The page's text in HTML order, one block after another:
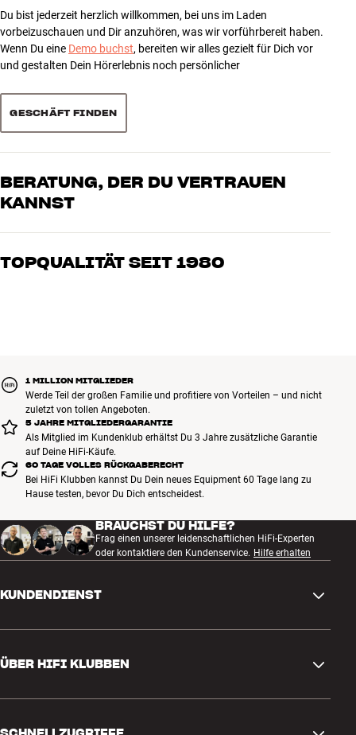
tiefe)
ALLGEMEINE MERKMALE
Farbe :
Leitermaterial :
Du bist jederzeit herzlich willkommen, bei uns im Laden
vorbeizuschauen und Dir anzuhören, was wir vorführbereit haben.
Wenn Du eine Demo buchst, bereiten wir alles gezielt für Dich vor
und gestalten Dein Hörerlebnis noch persönlicher
GESCHÄFT FINDEN
BERATUNG, DER DU VERTRAUEN
KANNST
Unsere Mitarbeiter sind echte Enthusiasten, die unsere Produkte
oder Heimkino. Erzähle uns, wovon Du träumst, und wir finden
TOPQUALITÄT SEIT 1980
1 MILLION MITGLIEDER
Werde Teil der großen Familie und profitiere von Vorteilen – und nicht
zuletzt von tollen Angeboten.
5 JAHRE MITGLIEDERGARANTIE
Als Mitglied im Kundenklub erhältst Du 3 Jahre zusätzliche Garantie
auf Deine HiFi-Käufe.
60 TAGE VOLLES RÜCKGABERECHT
Bei HiFi Klubben kannst Du Dein neues Equipment 60 Tage lang zu
Hause testen, bevor Du Dich entscheidest.
BRAUCHST DU HILFE?
Frag einen unserer leidenschaftlichen HiFi-Experten
oder kontaktiere den Kundenservice. Hilfe erhalten
KUNDENDIENST
Rückgabe und Reklamation
Bestellung widerrufen
ÜBER HIFI KLUBBEN